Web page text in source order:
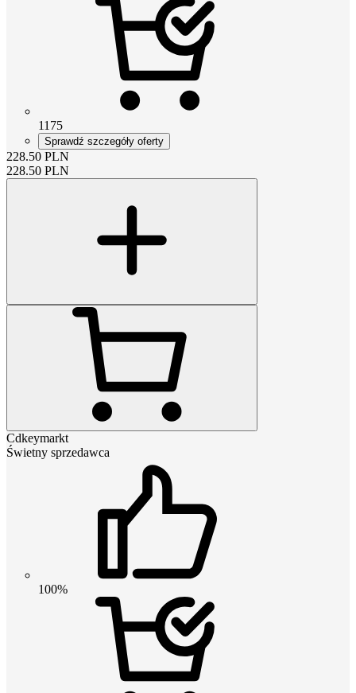
1175
Sprawdź szczegóły oferty
228.50 PLN
228.50 PLN
Cdkeymarkt
Świetny sprzedawca
100%